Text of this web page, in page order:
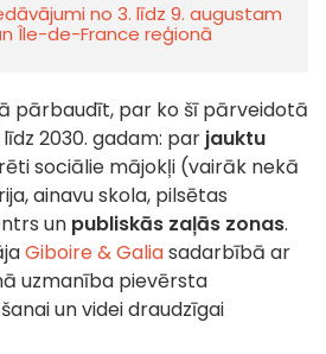
no 3. līdz 9. augustam
Île-de-France reģionā
pārbaudīt, par ko šī pārveidotā
2030. gadam: par jauktu
sociālie mājokļi (vairāk nekā
ainavu skola, pilsētas
un publiskās zaļās zonas.
Giboire & Galiasadarbībā ar
uzmanība pievērsta
un videi draudzīgai